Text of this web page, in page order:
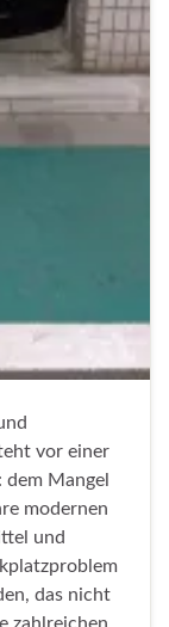
vor einer
dem Mangel
modernen
und
das nicht
zahlreichen